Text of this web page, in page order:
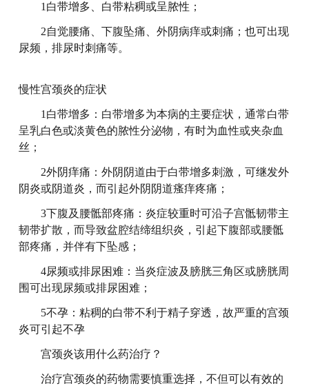
1白带增多、白带粘稠或呈脓性；
2自觉腰痛、下腹坠痛、外阴病痒或刺痛；也可出现
尿频，排尿时刺痛等。
慢性宫颈炎的症状
1白带增多：白带增多为本病的主要症状，通常白带
呈乳白色或淡黄色的脓性分泌物，有时为血性或夹杂血
丝；
2外阴痒痛：外阴阴道由于白带增多刺激，可继发外
阴炎或阴道炎，而引起外阴阴道瘙痒疼痛；
3下腹及腰骶部疼痛：炎症较重时可沿子宫骶韧带主
韧带扩散，而导致盆腔结缔组织炎，引起下腹部或腰骶
部疼痛，并伴有下坠感；
4尿频或排尿困难：当炎症波及膀胱三角区或膀胱周
围可出现尿频或排尿困难；
5不孕：粘稠的白带不利于精子穿透，故严重的宫颈
炎可引起不孕
宫颈炎该用什么药治疗？
治疗宫颈炎的药物需要慎重选择，不但可以有效的